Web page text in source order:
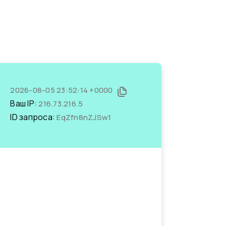
2026-08-05 23:52:14 +0000
Ваш IP:216.73.216.5
ID запроса:EqZfn8nZJSw1